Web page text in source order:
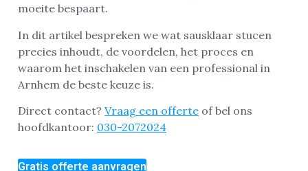
moeite bespaart.
In dit artikel bespreken we wat sausklaar stucen
precies inhoudt, de voordelen, het proces en
waarom het inschakelen van een professional in
Arnhem de beste keuze is.
Direct contact? Vraag een offerte of bel ons
hoofdkantoor: 030-2072024
Gratis offerte aanvragen